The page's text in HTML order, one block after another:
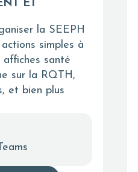
ET
la SEEPH
simples à
santé
sur la RQTH,
et bien plus